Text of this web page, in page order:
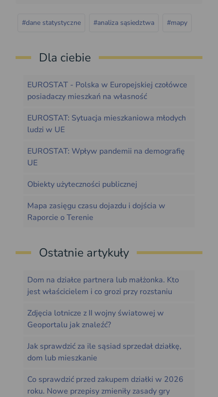
#dane statystyczne #analiza sąsiedztwa #mapy
Dla ciebie
EUROSTAT - Polska w Europejskiej czołówce
posiadaczy mieszkań na własność
EUROSTAT: Sytuacja mieszkaniowa młodych
ludzi w UE
EUROSTAT: Wpływ pandemii na demografię
UE
Obiekty użyteczności publicznej
Mapa zasięgu czasu dojazdu i dojścia w
Raporcie o Terenie
Ostatnie artykuły
Dom na działce partnera lub małżonka. Kto
jest właścicielem i co grozi przy rozstaniu
Zdjęcia lotnicze z II wojny światowej w
Geoportalu jak znaleźć?
Jak sprawdzić za ile sąsiad sprzedał działkę,
dom lub mieszkanie
Co sprawdzić przed zakupem działki w 2026
roku. Nowe przepisy zmieniły zasady gry